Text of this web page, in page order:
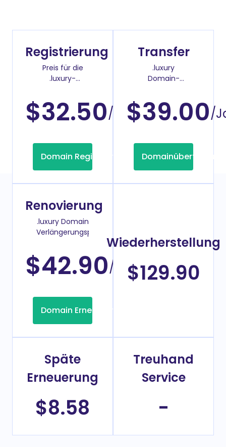
Registrierung
Preis für die
.luxury-
$32.50/Jahr
Domain Registrierung
Transfer
.luxury
Domain-
$39.00/
Domainübertragung
Renovierung
.luxury Domain
Verlängerungspreis
$42.90/Jahr
Domain Erneuerung
Wiederherstellung
$129.90
Späte
Erneuerung
$8.58
Treuhand
Service
-